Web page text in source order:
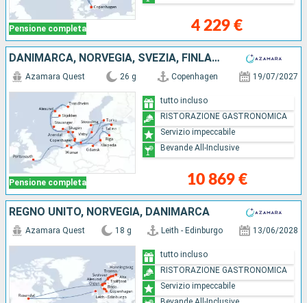
Pensione completa 4 229 €
DANIMARCA, NORVEGIA, SVEZIA, FINLANDIA, ESTONIA, LETTONIA, LITUANIA, POLONIA, GERMANIA, REGNO UNITO
Pensione completa
Azamara Quest 26 g Copenhagen 19/07/2027
10 869 €
tutto incluso
RISTORAZIONE GASTRONOMICA
Servizio impeccabile
Bevande All-Inclusive
REGNO UNITO, NORVEGIA, DANIMARCA
Azamara Quest 18 g Leith - Edinburgo 13/06/2028
tutto incluso
RISTORAZIONE GASTRONOMICA
Servizio impeccabile